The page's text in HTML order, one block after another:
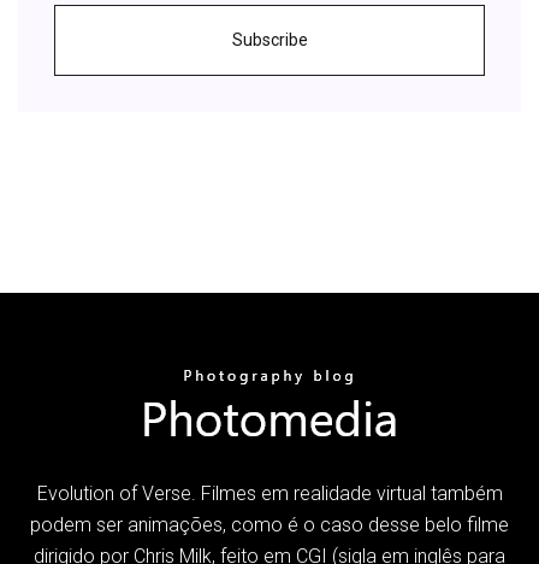
Subscribe
Evolution of Verse. Filmes em realidade virtual também
podem ser animações, como é o caso desse belo filme
dirigido por Chris Milk, feito em CGI (sigla em inglês para